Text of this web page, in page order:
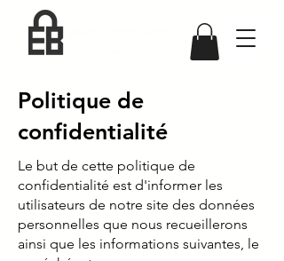
Politique de
confidentialité
Le but de cette politique de
confidentialité est d'informer les
utilisateurs de notre site des données
personnelles que nous recueillerons
ainsi que les informations suivantes, le